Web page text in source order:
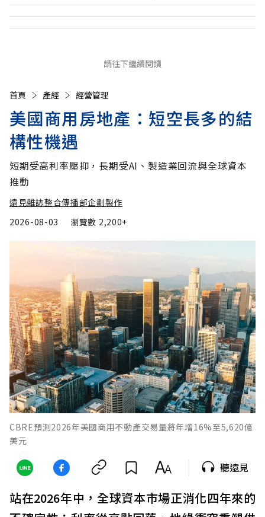
請往下繼續閱讀
首頁 產經 經營管理
美國商用房地產：短空長多的結
構性機遇
短期受高利率壓抑，長期受AI、製造業回流與全球資本
推動
遠見雜誌整合傳播部企劃製作
2026-08-03
瀏覽數 2,200+
CBRE預測2026年美國商用不動產交易量將年增16%至5,620億
美元
聽遠見
站在2026年中，全球資本市場正消化四年來的